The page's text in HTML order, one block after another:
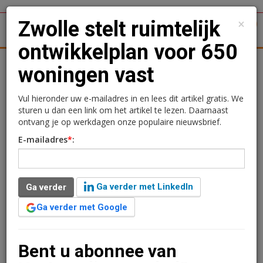
Woningmarkt
Zwolle stelt ruimtelijk
ontwikkelplan voor 650
woningen vast
Redactie
8 mei 2025 om 16:11
één jaar geleden aangepast
2 minuten leestijd
De ontwikkelcombinatie BPD | Bouwfonds
Breecamp-West, ten noordwesten van Zwolle. Hierin is
×
Zwolle stelt ruimtelijk
ontwikkelplan voor 650
woningen vast
Vul hieronder uw e-mailadres in en lees dit artikel gratis. We
sturen u dan een link om het artikel te lezen. Daarnaast
ontvang je op werkdagen onze populaire nieuwsbrief.
E-mailadres*:
Ga verder
Ga verder met LinkedIn
Ga verder met Google
Bent u abonnee van